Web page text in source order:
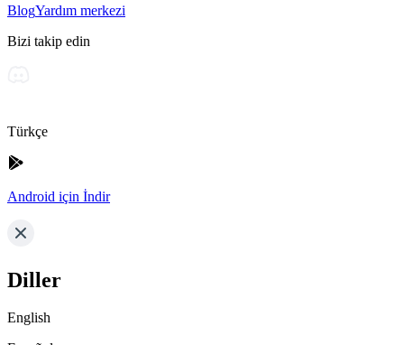
BlogYardım merkezi
Bizi takip edin
Türkçe
Android için İndir
Diller
English